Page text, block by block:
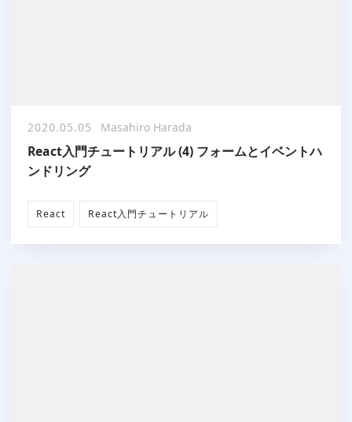
2020.05.05 Masahiro Harada
React入門チュートリアル (4) フォームとイベントハ
ンドリング
React React入門チュートリアル